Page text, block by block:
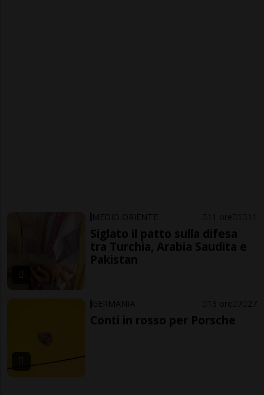
MEDIO ORIENTE 11 ore 1 11
Siglato il patto sulla difesa
tra Turchia, Arabia Saudita e
Pakistan
GERMANIA 13 ore 7 27
Conti in rosso per Porsche